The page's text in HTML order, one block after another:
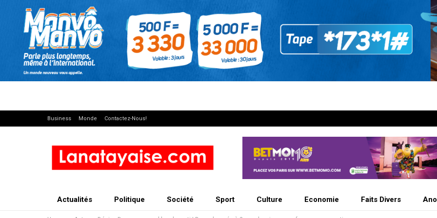
Business Monde Contactez-Nous!
Actualités Politique Société Sport Culture Economie Faits Divers